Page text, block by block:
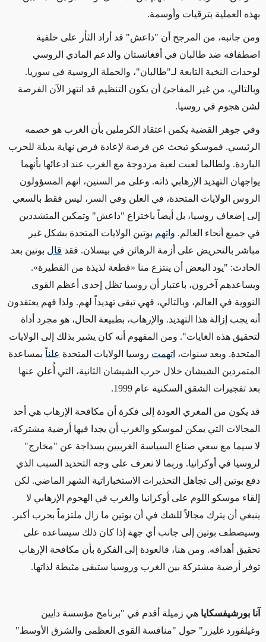
بهذه العملية بترقيات وأوسمة.
ومن جانبه، من المرجح أن "داعش" قد أراد الثأر على خلفية
اصطفافه ضد طالبان في أفغانستان والدعم المادي الروسي
لوحدات النخبة التابعة لـ"طالبان"، والحملة الروسية في سوريا.
وبالتالي، من غير المفاجئ أن يكون التنظيم قد انتهز الآن الفرصة
لشن هجوم في روسيا.
وفي جوهر القضية يكمن اعتقاد الكرملين بأن الغرب هو خصمه
الرئيسي. فموسكو تبحث عن فرصة لإعادة فرض نهاية بديلة للحرب
الباردة. ولطالما لعبت لعبة مزدوجة مع الغرب عند ادعائها بأنهما
يواجهان التهديد الإرهابي ذاته. وعلى مر السنين، اتهم المسؤولون
الروس الولايات المتحدة، في العلن وفي السر، ليس فقط بالسعي
إلى إضعاف روسيا، بل أيضاً باختراع "داعش" وتمكين المتشددين
في جميع أنحاء العالم. واتهم بوتين الولايات المتحدة بشكل غير
مباشر بالتحريض على أزمة الرهائن في بيسلان. فقد قال بوتين بعد
الحادث: "يود البعض أن ينتزع منا «قطعة لذيذة من الفطيرة»
.
ويساعدهم آخرون، باعتبار أن روسيا تظل إحدى أعظم القوى
النووية في العالم، وبالتالي، فهي تبقى تهديداً لهم. ولذا فهم يعتقدون
أنه يجب إزالة هذا التهديد. والإرهاب، بطبيعة الحال، هو مجرد أداة
لتحقيق هذه الغايات". ومن المفهوم أنه كان يشير بذلك إلى الولايات
المتحدة. وبعد سنوات، اتهمت روسيا الولايات المتحدة علناً بمساعدة
المتمردين الشيشان خلال حرب الشيشان الثانية، التي أُعلن عنها
بعد تفجيرات الشقق السكنية عام 1999.
قد يكون من المغري العودة إلى فكرة أن مكافحة الإرهاب هي أحد
المجالات التي يمكن لموسكو والغرب أن يجدا فيها أرضية مشتركة،
لا سيما مع سعي صناع السياسة الغربيين بسذاجة عن "مخارج"
لروسيا في أوكرانيا. وربما لا نعرف على وجه التحديد السبب الذي
دفع بوتين إلى تجاهل التحذيرات الاستخباراتية الشهر الماضي. لكن
إلقاء موسكو اللوم على أوكرانيا والغرب في الهجوم الإرهابي لا
ينبغي أن يترك مجالاً للشك في أن بوتين ما زال ملتزماً بحرب أكبر.
وسيصطف بوتين إلى جانب أي جهة إذا كان ذلك سيساعده على
تحقيق أهدافه. ومن هنا، فالعودة إلى الفكرة بأن مكافحة الإرهاب
توفر أرضية مشتركة بين الغرب وروسيا ستبقى مثبطة لذاتها.
آنا بورشيفسكايا هي زميلة أقدم في "برنامج مؤسسة دايين
وغيلفورد غليزر" حول "منافسة القوى العظمى والشرق الأوسط"